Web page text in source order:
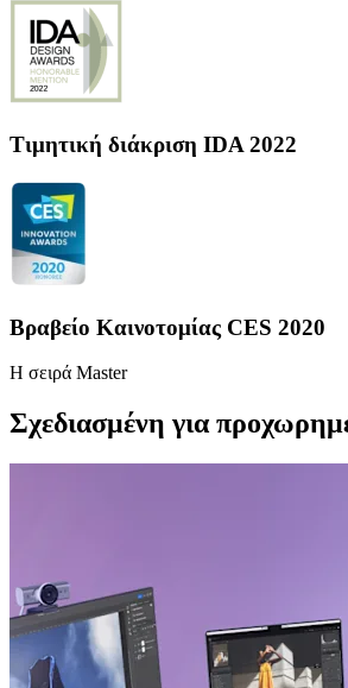
Τιμητική διάκριση IDA 2022
Βραβείο Καινοτομίας CES 2020
H σειρά Master
Σχεδιασμένη για